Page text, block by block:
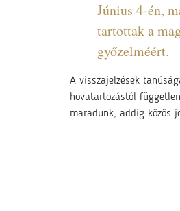
Június 4-én,
tartottak a
győzelméért.
A visszajelzések
hovatartozástól
maradunk, addig közös